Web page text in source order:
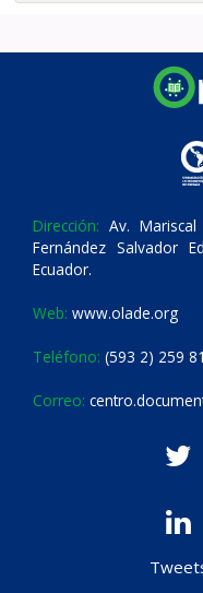
Dirección: Av.
Fernández Salvador
Ecuador.
Web: www.olade.org
Teléfono: (593 2) 259
Correo: